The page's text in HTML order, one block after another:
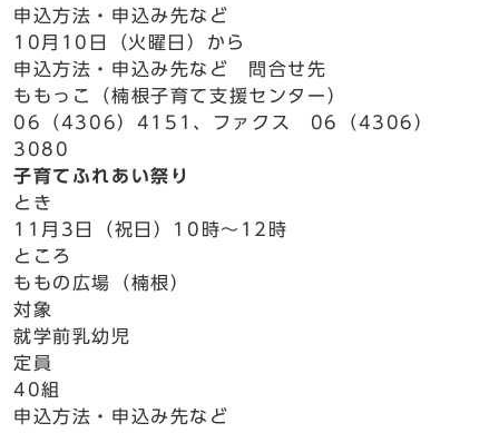
申込方法・申込み先など
10月10日（火曜日）から
申込方法・申込み先など 問合せ先
ももっこ（楠根子育て支援センター）
06（4306）4151、ファクス 06（4306）
3080
子育てふれあい祭り
とき
11月3日（祝日）10時～12時
ところ
ももの広場（楠根）
対象
就学前乳幼児
定員
40組
申込方法・申込み先など